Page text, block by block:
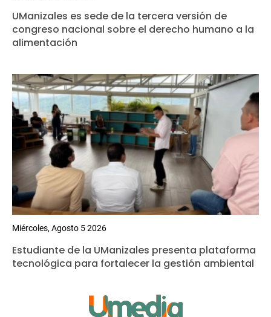
UManizales es sede de la tercera versión de
congreso nacional sobre el derecho humano a la
alimentación
Miércoles, Agosto 5 2026
Estudiante de la UManizales presenta plataforma
tecnológica para fortalecer la gestión ambiental